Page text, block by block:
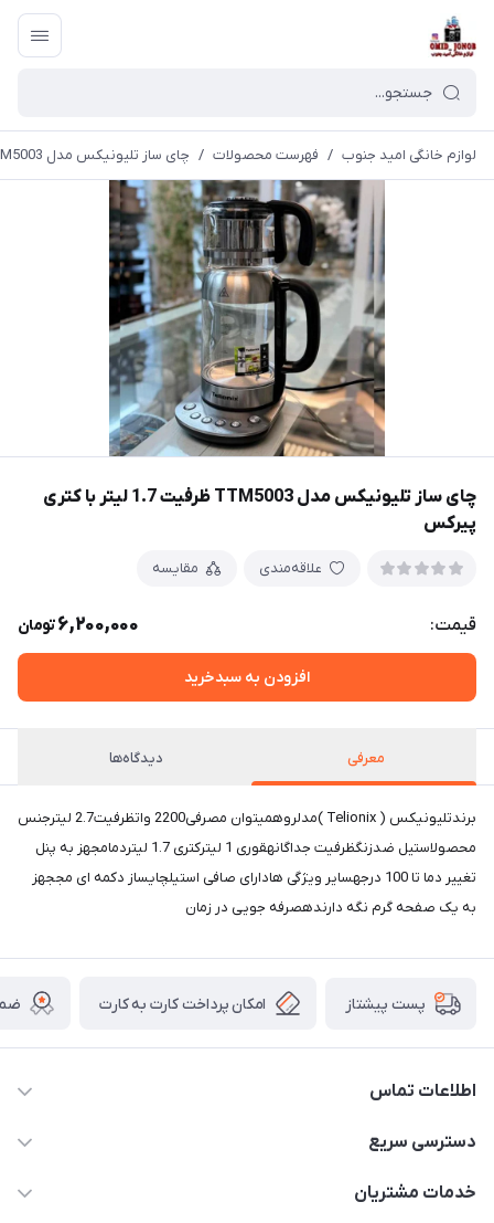
لوازم خانگی امید جنوب / فهرست محصولات / چای ساز تلیونیکس مدل TTM5003 ظرفیت 1.7 لیتر با کتری پیرکس
چای ساز تلیونیکس مدل TTM5003 ظرفیت 1.7 لیتر با کتری
پیرکس
علاقه‌مندی مقایسه
قیمت: 6,200,000تومان
افزودن به سبدخرید
معرفی دیدگاه‌ها
برندتلیونیکس ( Telionix )مدلروهمیتوان مصرفی2200 واتظرفیت2.7 لیترجنس
محصولاستیل ضدزنگظرفیت جداگانهقوری 1 لیترکتری 1.7 لیتردمامجهز به پنل
تغییر دما تا 100 درجهسایر ویژگی هادارای صافی استیلچایساز دکمه ای مججهز
به یک صفحه گرم نگه دارندهصرفه جویی در زمان
پست پیشتاز امکان پرداخت کارت به کارت
اطلاعات تماس
09175273898
دسترسی سریع
حساب کاربری
خدمات مشتریان